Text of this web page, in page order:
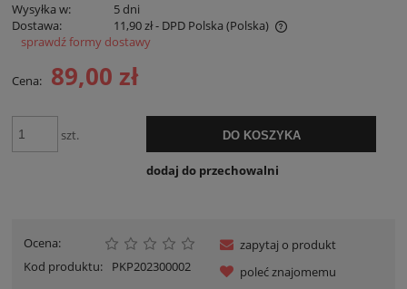
Wysyłka w:
5 dni
Dostawa:
11,90 zł- DPD Polska (Polska)
Cena nie zawiera ewentualnych kosztów płatności
sprawdź formy dostawy
Cena: 89,00 zł
szt. DO KOSZYKA
dodaj do przechowalni
Ocena:
Kod produktu:
PKP202300002
zapytaj o produkt
poleć znajomemu